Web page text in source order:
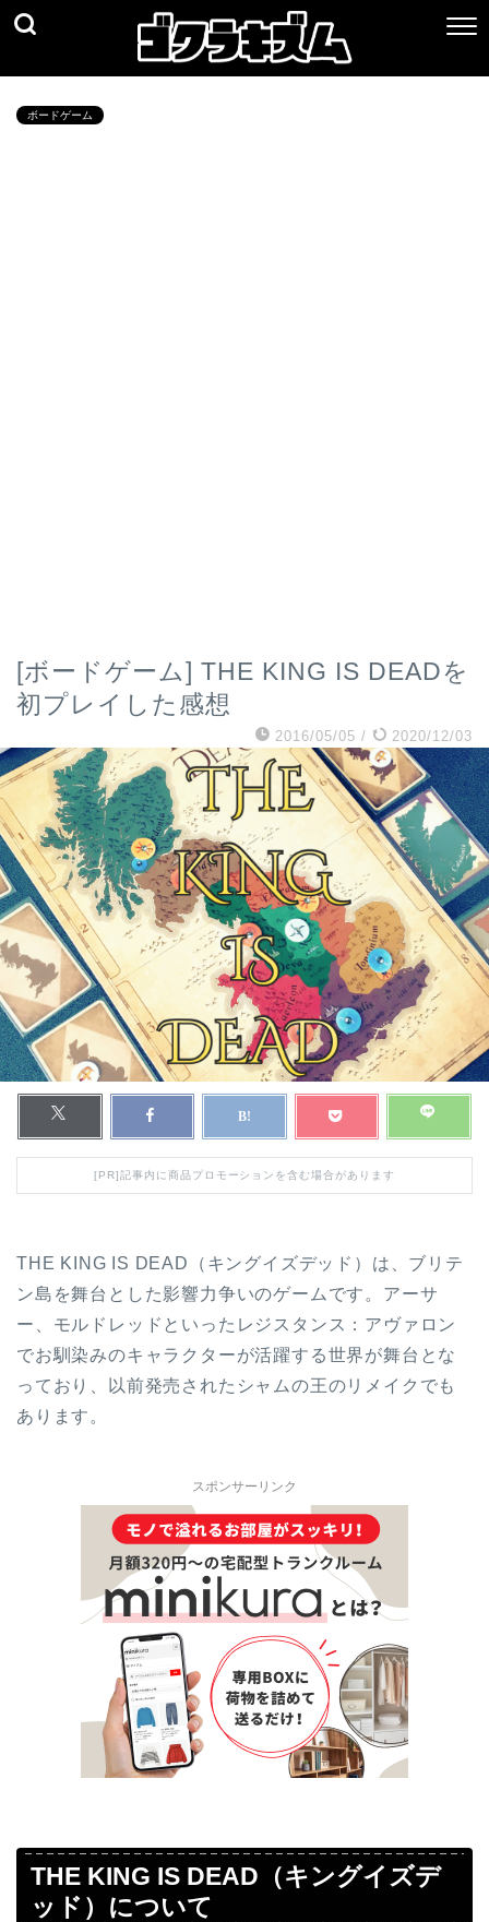
ボードゲーム
[ボードゲーム] THE KING IS DEADを
初プレイした感想
2016/05/05 / 2020/12/03
[PR]記事内に商品プロモーションを含む場合があります
THE KING IS DEAD（キングイズデッド）は、ブリテ
ン島を舞台とした影響力争いのゲームです。アーサ
ー、モルドレッドといったレジスタンス：アヴァロン
でお馴染みのキャラクターが活躍する世界が舞台とな
っており、以前発売されたシャムの王のリメイクでも
あります。
スポンサーリンク
THE KING IS DEAD（キングイズデ
ッド）について